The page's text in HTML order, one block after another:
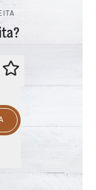
ESTA RECEITA